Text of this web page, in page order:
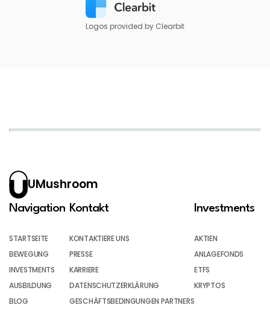
Logos provided by Clearbit
UMushroom
Navigation
STARTSEITE
BEWEGUNG
INVESTMENTS
AUSBILDUNG
BLOG
Kontakt
KONTAKTIERE UNS
PRESSE
KARRIERE
DATENSCHUTZERKLÄRUNG
GESCHÄFTSBEDINGUNGEN PARTNERS
Investments
AKTIEN
ANLAGEFONDS
ETFS
KRYPTOS